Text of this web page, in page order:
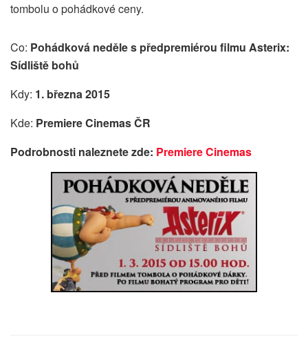
tombolu o pohádkové ceny.
Co: Pohádková neděle s předpremiérou filmu Asterix:
Sídliště bohů
Kdy: 1. března 2015
Kde: Premiere Cinemas ČR
Podrobnosti naleznete zde: Premiere Cinemas